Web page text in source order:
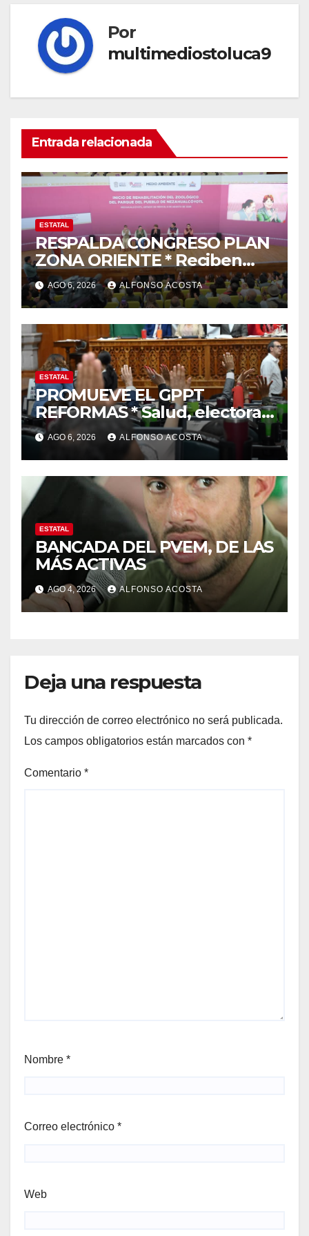
Por
multimediostoluca9
Entrada relacionada
ESTATAL
RESPALDA CONGRESO PLAN
ZONA ORIENTE * Reciben
reconocimiento de la
gobernadora Delfina Gómez
AGO 6, 2026 ALFONSO ACOSTA
ESTATAL
PROMUEVE EL GPPT
REFORMAS * Salud, electoral
y justicia, de las principales
AGO 6, 2026 ALFONSO ACOSTA
ESTATAL
BANCADA DEL PVEM, DE LAS
MÁS ACTIVAS
AGO 4, 2026 ALFONSO ACOSTA
Deja una respuesta
Tu dirección de correo electrónico no será publicada.
Los campos obligatorios están marcados con *
Comentario *
Nombre *
Correo electrónico *
Web